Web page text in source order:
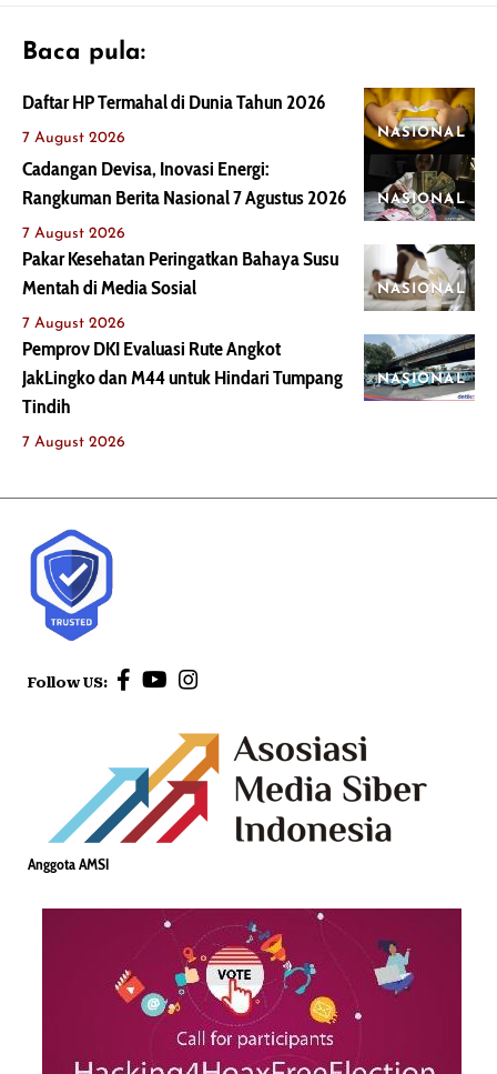
Baca pula:
NASIONAL
Daftar HP Termahal di Dunia Tahun 2026
7 August 2026
NASIONAL
Cadangan Devisa, Inovasi Energi:
Rangkuman Berita Nasional 7 Agustus 2026
7 August 2026
NASIONAL
Pakar Kesehatan Peringatkan Bahaya Susu
Mentah di Media Sosial
7 August 2026
NASIONAL
Pemprov DKI Evaluasi Rute Angkot
JakLingko dan M44 untuk Hindari Tumpang
Tindih
7 August 2026
Follow US:
Anggota AMSI